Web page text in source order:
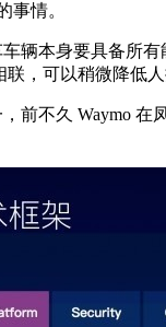
事情。
本身要具备所有
，可以稍微降低人
不久 Waymo 在